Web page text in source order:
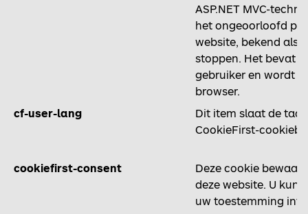
ASP.NET MVC-
het ongeoorloofd
website, bekend als
stoppen. Het bevat
gebruiker en wordt
browser.
cf-user-lang
Dit item slaat de
CookieFirst-
cookiefirst-consent
Deze cookie
deze website. U
uw toestemming